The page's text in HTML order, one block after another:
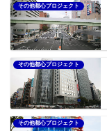
その他都心プロジェクト
その他都心プロジェクト
その他都心プロジェクト